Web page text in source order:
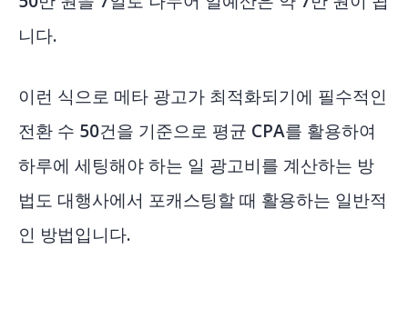
니다.
이런 식으로 메타 광고가 최적화되기에 필수적인
전환 수 50건을 기준으로 평균 CPA를 활용하여
하루에 세팅해야 하는 일 광고비를 계산하는 방
법도 대행사에서 포캐스팅할 때 활용하는 일반적
인 방법입니다.